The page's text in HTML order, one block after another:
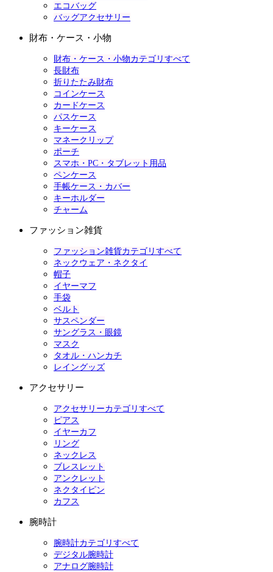
エコバッグ
バッグアクセサリー
財布・ケース・小物
財布・ケース・小物カテゴリすべて
長財布
折りたたみ財布
コインケース
カードケース
パスケース
キーケース
マネークリップ
ポーチ
スマホ・PC・タブレット用品
ペンケース
手帳ケース・カバー
キーホルダー
チャーム
ファッション雑貨
ファッション雑貨カテゴリすべて
ネックウェア・ネクタイ
帽子
イヤーマフ
手袋
ベルト
サスペンダー
サングラス・眼鏡
マスク
タオル・ハンカチ
レイングッズ
アクセサリー
アクセサリーカテゴリすべて
ピアス
イヤーカフ
リング
ネックレス
ブレスレット
アンクレット
ネクタイピン
カフス
腕時計
腕時計カテゴリすべて
デジタル腕時計
アナログ腕時計